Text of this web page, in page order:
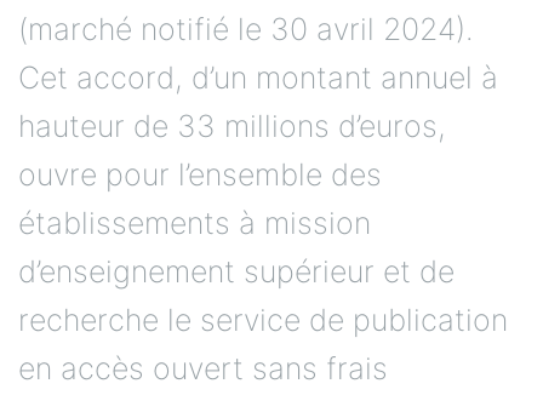
(marché notifié le 30 avril 2024).
Cet accord, d’un montant annuel à
hauteur de 33 millions d’euros,
ouvre pour l’ensemble des
établissements à mission
d’enseignement supérieur et de
recherche le service de publication
en accès ouvert sans frais